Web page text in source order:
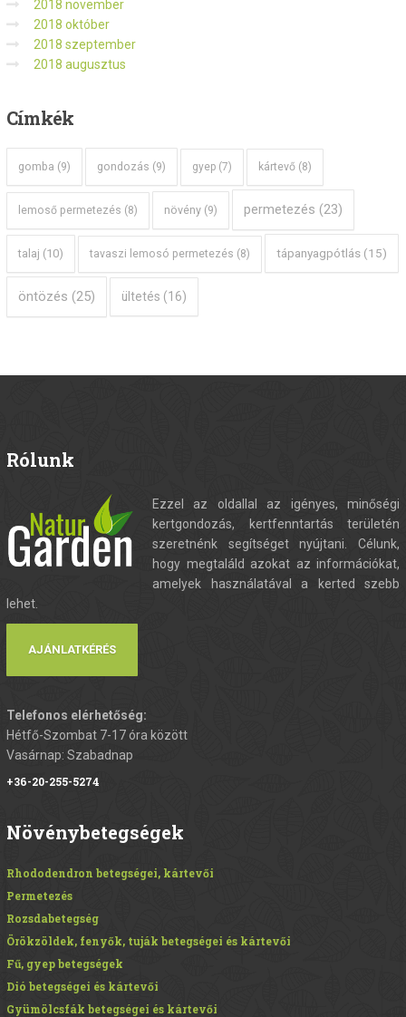
2018 november
2018 október
2018 szeptember
2018 augusztus
Címkék
gomba (9) gondozás (9) gyep (7) kártevő (8)
lemoső permetezés (8) növény (9) permetezés (23)
talaj (10) tavaszi lemosó permetezés (8) tápanyagpótlás (15)
öntözés (25) ültetés (16)
Rólunk
Ezzel az oldallal az igényes, minőségi
kertgondozás, kertfenntartás területén
szeretnénk segítséget nyújtani. Célunk,
hogy megtaláld azokat az információkat,
amelyek használatával a kerted szebb
lehet.
AJÁNLATKÉRÉS
Telefonos elérhetőség:
Hétfő-Szombat 7-17 óra között
Vasárnap: Szabadnap
+36-20-255-5274
Növénybetegségek
Rhododendron betegségei, kártevői
Permetezés
Rozsdabetegség
Örökzöldek, fenyők, tuják betegségei és kártevői
Fű, gyep betegségek
Dió betegségei és kártevői
Gyümölcsfák betegségei és kártevői